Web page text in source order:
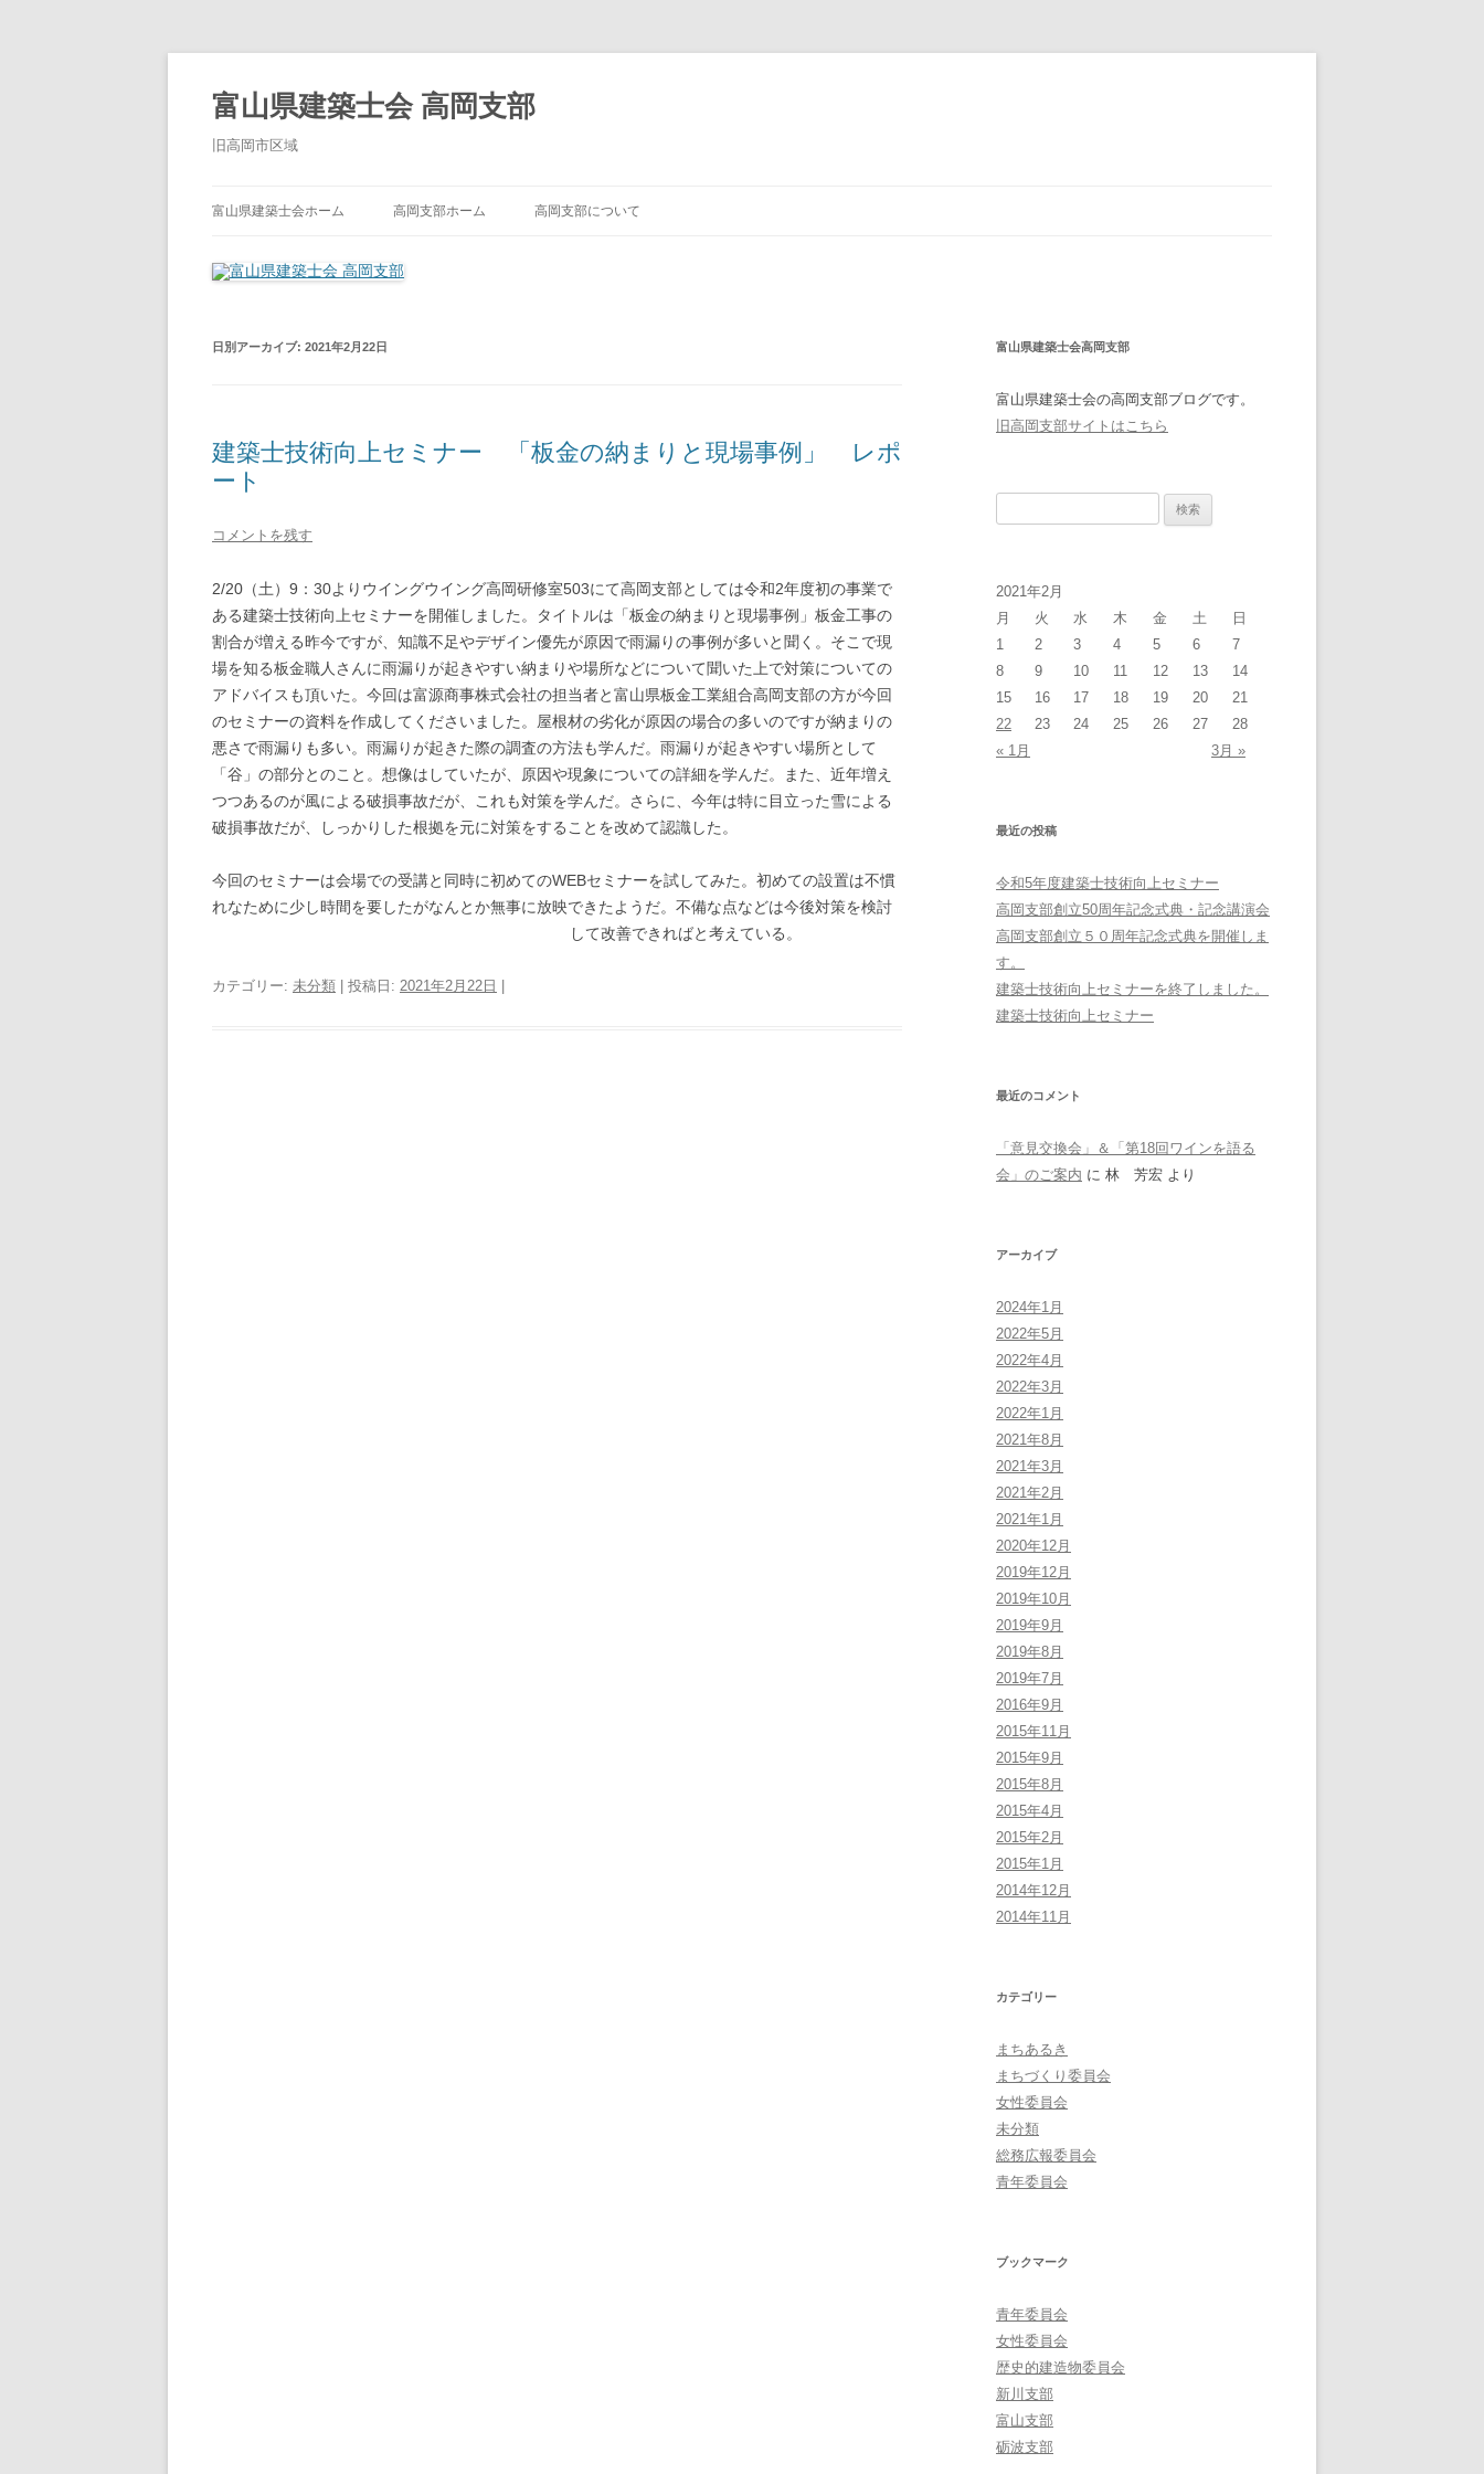
テ
ン
ツ
へ
ス
富山県建築士会 高岡支部
旧高岡市区域
富山県建築士会ホーム 高岡支部ホーム 高岡支部について
日別アーカイブ: 2021年2月22日
建築士技術向上セミナー 「板金の納まりと現場事例」 レポ
ート
コメントを残す
2/20（土）9：30よりウイングウイング高岡研修室503にて高岡支部としては令和2年度初の事業で
ある建築士技術向上セミナーを開催しました。タイトルは「板金の納まりと現場事例」板金工事の
割合が増える昨今ですが、知識不足やデザイン優先が原因で雨漏りの事例が多いと聞く。そこで現
場を知る板金職人さんに雨漏りが起きやすい納まりや場所などについて聞いた上で対策についての
アドバイスも頂いた。今回は富源商事株式会社の担当者と富山県板金工業組合高岡支部の方が今回
のセミナーの資料を作成してくださいました。屋根材の劣化が原因の場合の多いのですが納まりの
悪さで雨漏りも多い。雨漏りが起きた際の調査の方法も学んだ。雨漏りが起きやすい場所として
「谷」の部分とのこと。想像はしていたが、原因や現象についての詳細を学んだ。また、近年増え
つつあるのが風による破損事故だが、これも対策を学んだ。さらに、今年は特に目立った雪による
破損事故だが、しっかりした根拠を元に対策をすることを改めて認識した。
今回のセミナーは会場での受講と同時に初めてのWEBセミナーを試してみた。初めての設置は不慣
れなために少し時間を要したがなんとか無事に放映できたようだ。不備な点などは今後対策を検討
して改善できればと考えている。
カテゴリー: 未分類 | 投稿日: 2021年2月22日
富山県建築士会高岡支部
富山県建築士会の高岡支部ブログです。
旧高岡支部サイトはこちら
2021年2月
月
火 水 木 金 土
日
1
2 3 4 5 6
7
8
9 10 11 12 13
14
15
16 17 18 19 20
21
22
23 24 25 26 27
28
« 1月
3月 »
最近の投稿
令和5年度建築士技術向上セミナー
高岡支部創立50周年記念式典・記念講演会
高岡支部創立５０周年記念式典を開催しま
す。
建築士技術向上セミナーを終了しました。
建築士技術向上セミナー
最近のコメント
「意見交換会」＆「第18回ワインを語る
会」のご案内 に 林 芳宏 より
アーカイブ
2024年1月
2022年5月
2022年4月
2022年3月
2022年1月
2021年8月
2021年3月
2021年2月
2021年1月
2020年12月
2019年12月
2019年10月
2019年9月
2019年8月
2019年7月
2016年9月
2015年11月
2015年9月
2015年8月
2015年4月
2015年2月
2015年1月
2014年12月
2014年11月
カテゴリー
まちあるき
まちづくり委員会
女性委員会
未分類
総務広報委員会
青年委員会
ブックマーク
青年委員会
女性委員会
歴史的建造物委員会
新川支部
富山支部
砺波支部